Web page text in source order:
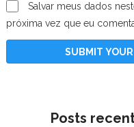
Salvar meus dados
próxima vez que eu
Posts